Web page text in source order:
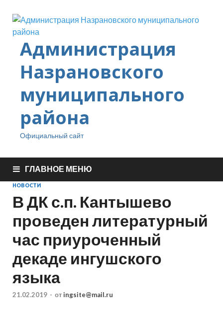
Администрация
Назрановского
муниципального
района
Официальный сайт
ГЛАВНОЕ МЕНЮ
НОВОСТИ
В ДК с.п. Кантышево
проведен литературный
час приуроченный
декаде ингушского
языка
21.02.2019 - от ingsite@mail.ru